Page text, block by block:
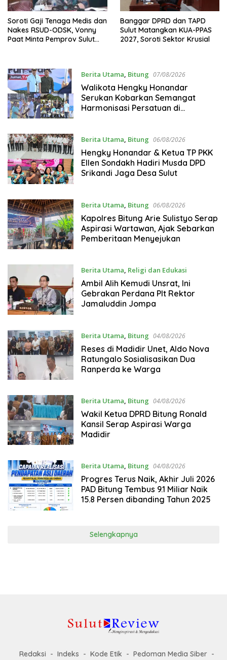
Soroti Gaji Tenaga Medis dan
Nakes RSUD-ODSK, Vonny
Paat Minta Pemprov Sulut
Banggar DPRD dan TAPD
Sulut Matangkan KUA-PPAS
2027, Soroti Sektor Krusial
Berita Utama, Bitung 07/08/2026
Walikota Hengky Honandar
Serukan Kobarkan Semangat
Harmonisasi Persatuan di
Berita Utama, Bitung 06/08/2026
Hengky Honandar & Ketua TP PKK
Ellen Sondakh Hadiri Musda DPD
Srikandi Jaga Desa Sulut
Berita Utama Bitung 06/08/2026
Kapolres Bitung Arie Sulistyo Serap
Aspirasi Wartawan, Ajak Sebarkan
Pemberitaan Menyejukan
Berita Utama, Religi dan Edukasi
05/08/2026
Ambil Alih Kemudi Unsrat, Ini
Gebrakan Perdana Plt Rektor
Jamaluddin Jompa
Berita Utama Bitung 04/08/2026
Reses di Madidir Unet, Aldo Nova
Ratungalo Sosialisasikan Dua
Ranperda ke Warga
Berita Utama, Bitung 04/08/2026
Wakil Ketua DPRD Bitung Ronald
Kansil Serap Aspirasi Warga
Madidir
Berita Utama, Bitung 04/08/2026
Progres Terus Naik, Akhir Juli 2026
PAD Bitung Tembus 9.1 Miliar Naik
15.8 Persen dibanding Tahun 2025
Selengkapnya
Redaksi Indeks Kode Etik Pedoman Media Siber